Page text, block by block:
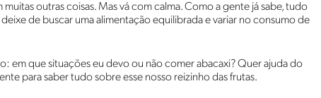
outras coisas. Mas vá com calma. Como a gente já sabe, tudo
de buscar uma alimentação equilibrada e variar no consumo de
em que situações eu devo ou não comer abacaxi? Quer ajuda do
para saber tudo sobre esse nosso reizinho das frutas.